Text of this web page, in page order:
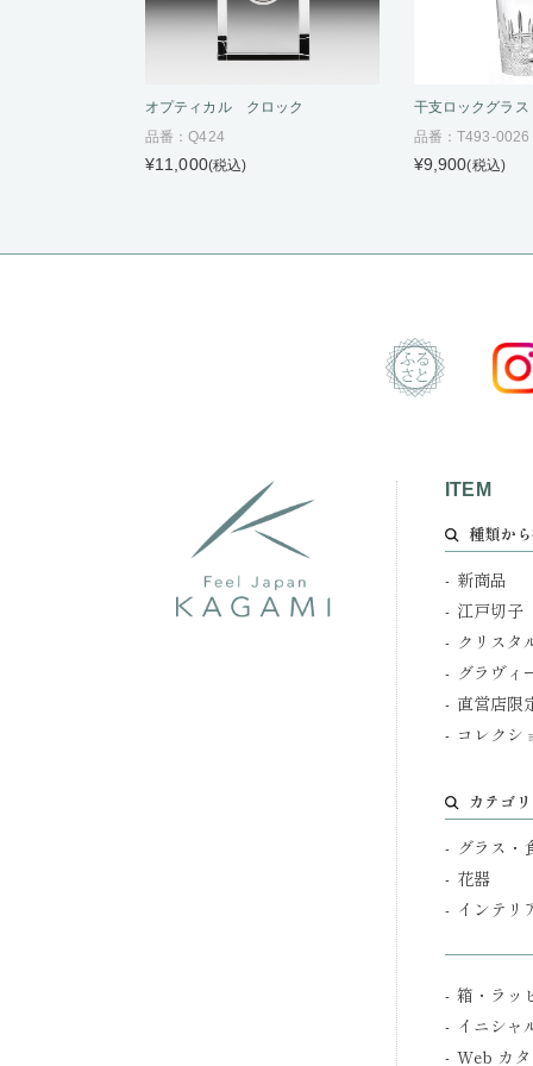
オプティカル クロック
品番：Q424
¥11,000(税込)
干支ロックグラ
品番：T493-0026
¥9,900(税込)
ITEM
種類か
新商品
江戸切子
クリスタ
グラヴィ
直営店限
コレクシ
カテゴ
グラス・
花器
インテリ
箱・ラッ
イニシャ
Web カ